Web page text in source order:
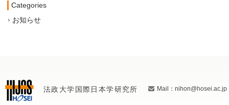
Categories
お知らせ
法政大学国際日本学研究所 Mail：nihon@hosei.ac.jp